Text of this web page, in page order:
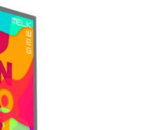
terug!